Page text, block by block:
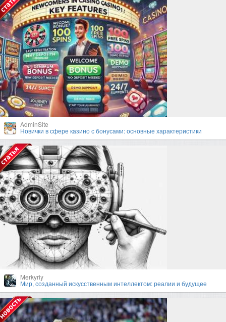
AdminSite
Новички в сфере казино с бонусами: основные характеристики
Merkyriy
Мир, созданный искусственным интеллектом: реалии и будущее